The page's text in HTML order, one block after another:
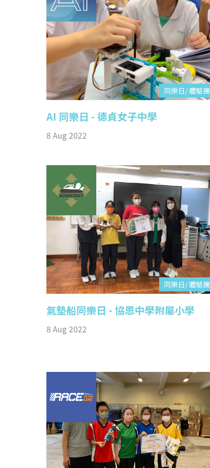
同樂日/ 體驗團
AI 同樂日 - 德貞女子中學
8 Aug 2022
同樂日/ 體驗團
氣墊船同樂日 - 協恩中學附屬小學
8 Aug 2022